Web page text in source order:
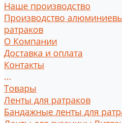
Наше производство
Производство
ратраков
О Компании
Доставка и оплата
Контакты
...
Товары
Ленты для ратраков
Бандажные ленты для